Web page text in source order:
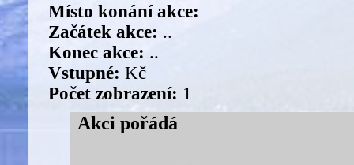
Místo konání akce:
Začátek akce: ..
Konec akce: ..
Vstupné: Kč
Počet zobrazení: 1
Akci pořádá